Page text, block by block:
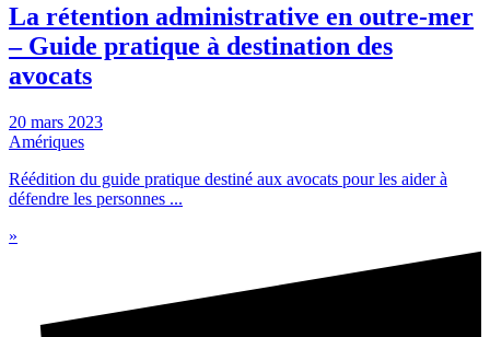
La rétention administrative en outre-mer
– Guide pratique à destination des
avocats
20 mars 2023
Amériques
Réédition du guide pratique destiné aux avocats pour les aider à
défendre les personnes ...
»